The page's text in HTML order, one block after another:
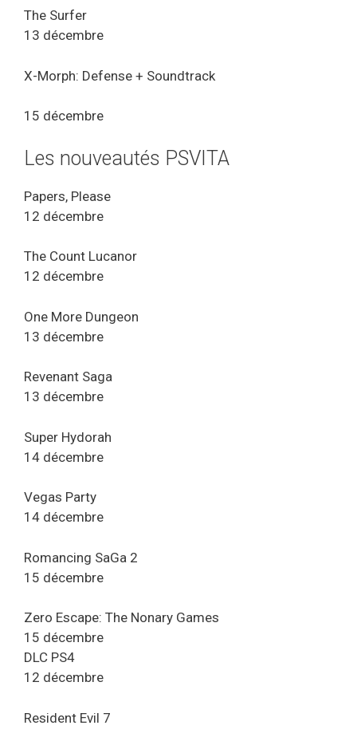
The Surfer
13 décembre
X-Morph: Defense + Soundtrack
15 décembre
Les nouveautés PSVITA
Papers, Please
12 décembre
The Count Lucanor
12 décembre
One More Dungeon
13 décembre
Revenant Saga
13 décembre
Super Hydorah
14 décembre
Vegas Party
14 décembre
Romancing SaGa 2
15 décembre
Zero Escape: The Nonary Games
15 décembre
DLC PS4
12 décembre
Resident Evil 7